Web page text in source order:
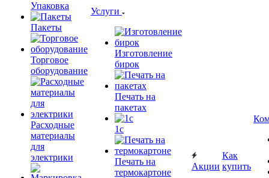
Упаковка
Пакеты
Торговое
оборудование
Расходные
материалы
для
электрики
Услуги
Изготовление
бирок
Печать на
пакетах
1c
Печать на
термокартоне
Акции
Как
купить